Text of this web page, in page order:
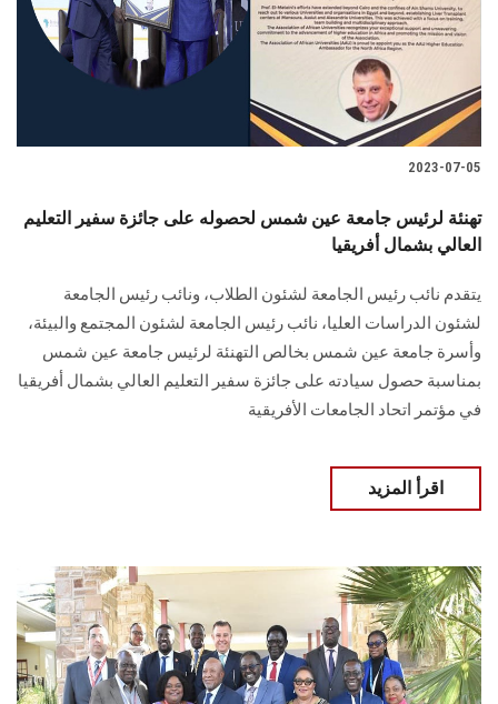
2023-07-05
تهنئة لرئيس جامعة عين شمس لحصوله على جائزة سفير التعليم
العالي بشمال أفريقيا
يتقدم نائب رئيس الجامعة لشئون الطلاب، ونائب رئيس الجامعة
لشئون الدراسات العليا، نائب رئيس الجامعة لشئون المجتمع والبيئة،
وأسرة جامعة عين شمس بخالص التهنئة لرئيس جامعة عين شمس
بمناسبة حصول سيادته على جائزة سفير التعليم العالي بشمال أفريقيا
في مؤتمر اتحاد الجامعات الأفريقية
اقرأ المزيد